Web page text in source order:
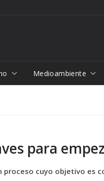
Medioambiente
para
proceso cuyo objetivo es